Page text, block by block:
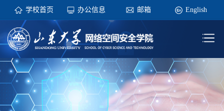
学校首页 办公信息 邮箱 English